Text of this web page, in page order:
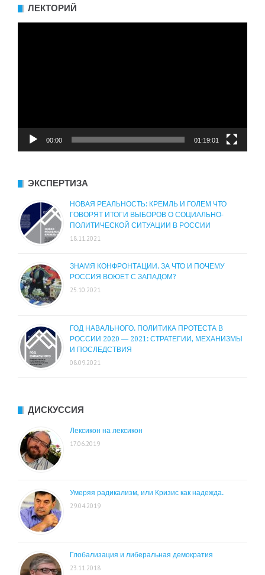
ЛЕКТОРИЙ
00:00 01:19:01
ЭКСПЕРТИЗА
НОВАЯ РЕАЛЬНОСТЬ: КРЕМЛЬ И ГОЛЕМ ЧТО
ГОВОРЯТ ИТОГИ ВЫБОРОВ О СОЦИАЛЬНО-
ПОЛИТИЧЕСКОЙ СИТУАЦИИ В РОССИИ
18.11.2021
ЗНАМЯ КОНФРОНТАЦИИ. ЗА ЧТО И ПОЧЕМУ
РОССИЯ ВОЮЕТ С ЗАПАДОМ?
25.10.2021
ГОД НАВАЛЬНОГО. ПОЛИТИКА ПРОТЕСТА В
РОССИИ 2020 — 2021: СТРАТЕГИИ, МЕХАНИЗМЫ
И ПОСЛЕДСТВИЯ
08.09.2021
ДИСКУССИЯ
Лексикон на лексикон
17.06.2019
Умеряя радикализм, или Кризис как надежда.
29.04.2019
Глобализация и либеральная демократия
23.11.2018